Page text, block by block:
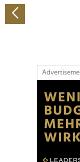
Partner führen
weiteren Daten